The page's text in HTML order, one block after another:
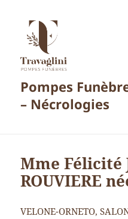
Pompes
– Nécrologies
Mme Félicité
ROUVIERE
VELONE-ORNETO,